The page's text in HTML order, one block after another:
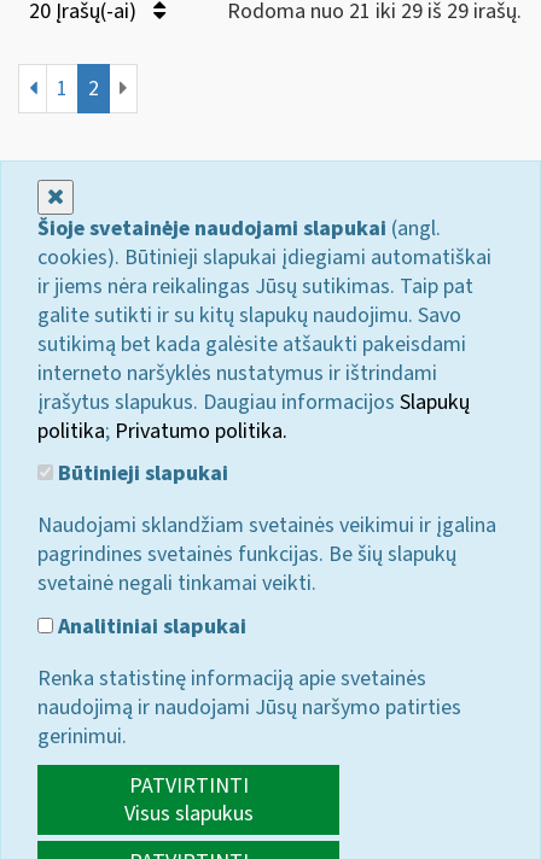
20 Įrašų(-ai) Rodoma nuo 21 iki 29 iš 29 irašų.
1 2
Šioje svetainėje naudojami slapukai (angl.
cookies). Būtinieji slapukai įdiegiami automatiškai
ir jiems nėra reikalingas Jūsų sutikimas. Taip pat
galite sutikti ir su kitų slapukų naudojimu. Savo
sutikimą bet kada galėsite atšaukti pakeisdami
interneto naršyklės nustatymus ir ištrindami
įrašytus slapukus. Daugiau informacijos Slapukų
politika; Privatumo politika.
Būtinieji slapukai
Naudojami sklandžiam svetainės veikimui ir įgalina
pagrindines svetainės funkcijas. Be šių slapukų
svetainė negali tinkamai veikti.
Analitiniai slapukai
Renka statistinę informaciją apie svetainės
naudojimą ir naudojami Jūsų naršymo patirties
gerinimui.
PATVIRTINTI
Visus slapukus